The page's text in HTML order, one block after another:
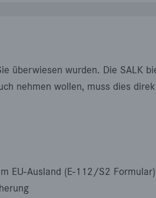
überwiesen wurden. Die SALK
nehmen wollen, muss dies
EU-Ausland (E-112/S2 Formular)